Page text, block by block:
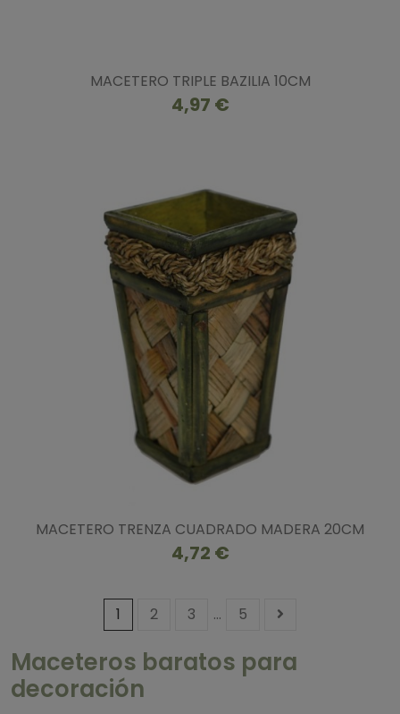
MACETERO TRIPLE BAZILIA 10CM
4,97 €
MACETERO TRENZA CUADRADO MADERA 20CM
4,72 €
1 2 3 … 5
Maceteros baratos para
decoración